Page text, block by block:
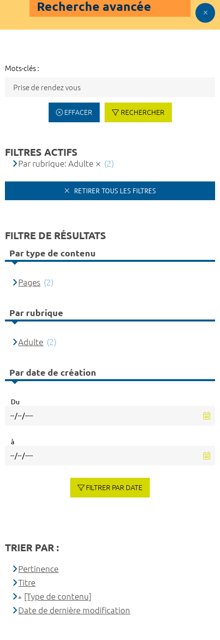
Recherche avancée
Mots-clés :
EFFACER RECHERCHER
FILTRES ACTIFS
Par rubrique: Adulte (2)
RETIRER TOUS LES FILTRES
FILTRE DE RÉSULTATS
Par type de contenu
Pages (2)
Par rubrique
Adulte (2)
Par date de création
Du
à
FILTRER PAR DATE
TRIER PAR :
Pertinence
Titre
[Type de contenu]
Date de dernière modification